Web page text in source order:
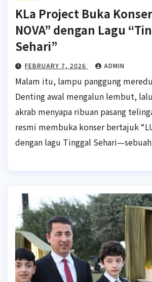
KLa Project Buka
NOVA” dengan Lagu
Sehari”
FEBRUARY 7, 2026 ADMIN
Malam itu, lampu panggung
Denting awal mengalun lembut,
akrab menyapa ribuan pasang
resmi membuka konser bertajuk
dengan lagu Tinggal